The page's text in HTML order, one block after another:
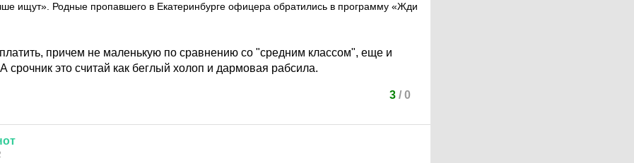
ищут». Родные пропавшего в Екатеринбурге офицера обратились в программу «Жди
причем не маленькую по сравнению со "средним классом", еще и
срочник это считай как беглый холоп и дармовая рабсила.
3/ 0